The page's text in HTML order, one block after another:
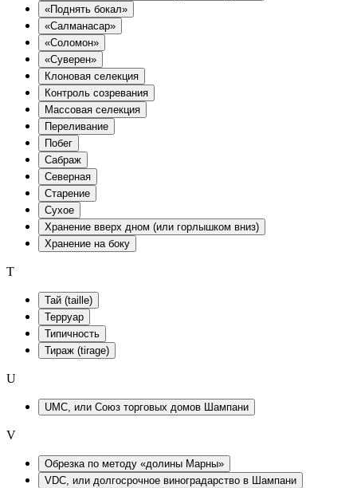
«Поднять бокал»
«Салманасар»
«Соломон»
«Суверен»
Клоновая селекция
Контроль созревания
Массовая селекция
Переливание
Побег
Сабраж
Северная
Старение
Сухое
Хранение вверх дном (или горлышком вниз)
Хранение на боку
T
Тай (taille)
Терруар
Типичность
Тираж (tirage)
U
UMC, или Союз торговых домов Шампани
V
Oбрезка по методу «долины Марны»
VDC, или долгосрочное виноградарство в Шампани